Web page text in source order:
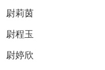
尉莉茵
尉程玉
尉婷欣